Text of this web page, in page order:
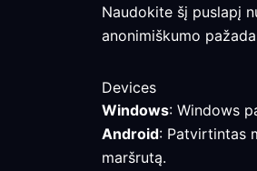
Naudokite šį puslapį
anonimiškumo
Devices
Windows: Windows
Android: Patvirtintas
maršrutą.